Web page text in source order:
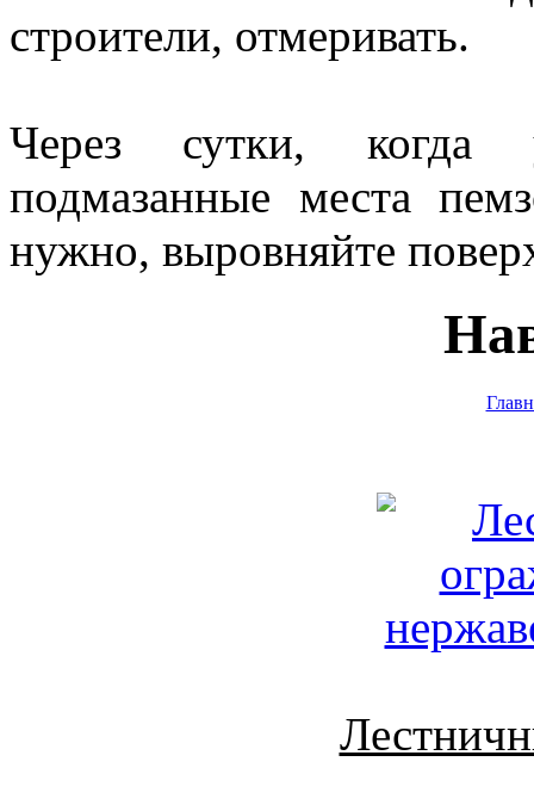
строители, отмеривать.
Через сутки, когда
подмазанные места
нужно, выровняйте